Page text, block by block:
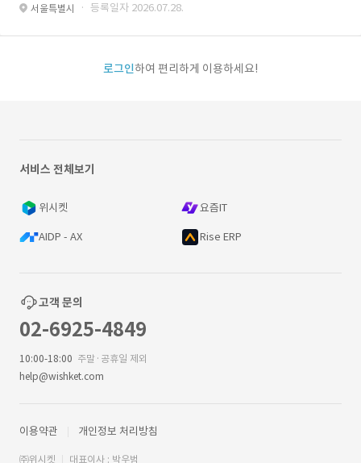
서울특별시 · 등록일자 2026.07.28.
로그인하여 편리하게 이용하세요!
서비스 전체보기
위시켓 요즘IT
AIDP - AX Rise ERP
고객 문의
02-6925-4849
10:00-18:00 주말·공휴일 제외
help@wishket.com
이용약관 개인정보 처리방침
㈜위시켓 대표이사 : 박우범